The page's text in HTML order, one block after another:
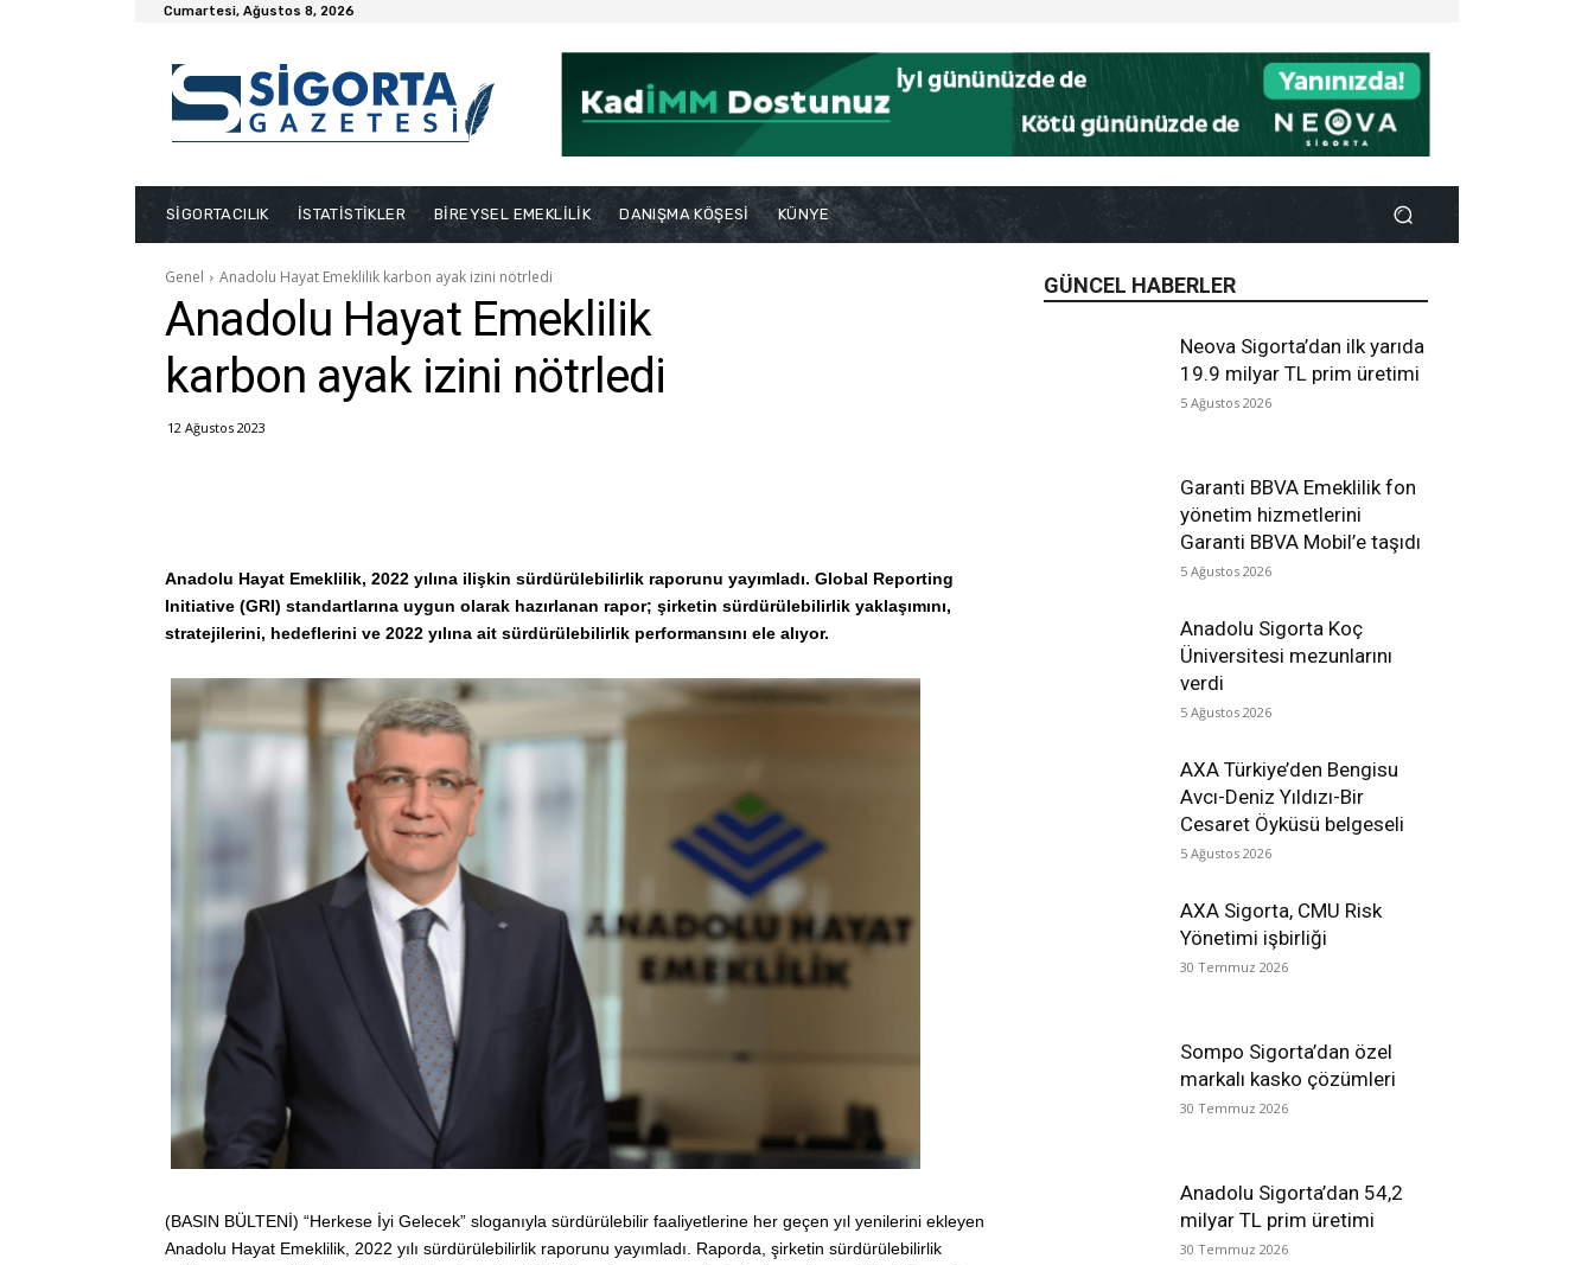
Cumartesi, Ağustos 8, 2026
SİGORTACILIK İSTATİSTİKLER BİREYSEL EMEKLİLİK DANIŞMA KÖŞESİ KÜNYE
GÜNCEL HABERLER
Neova Sigorta’dan ilk yarıda
19.9 milyar TL prim üretimi
5 Ağustos 2026
Garanti BBVA Emeklilik fon
yönetim hizmetlerini
Garanti BBVA Mobil’e taşıdı
5 Ağustos 2026
Anadolu Sigorta Koç
Üniversitesi mezunlarını
verdi
5 Ağustos 2026
AXA Türkiye’den Bengisu
Avcı-Deniz Yıldızı-Bir
Cesaret Öyküsü belgeseli
5 Ağustos 2026
AXA Sigorta, CMU Risk
Yönetimi işbirliği
30 Temmuz 2026
Sompo Sigorta’dan özel
markalı kasko çözümleri
30 Temmuz 2026
Anadolu Sigorta’dan 54,2
milyar TL prim üretimi
30 Temmuz 2026
Genel Anadolu Hayat Emeklilik karbon ayak izini nötrledi
Anadolu Hayat Emeklilik
karbon ayak izini nötrledi
12 Ağustos 2023
Anadolu Hayat Emeklilik, 2022 yılına ilişkin sürdürülebilirlik raporunu yayımladı. Global Reporting
Initiative (GRI) standartlarına uygun olarak hazırlanan rapor; şirketin sürdürülebilirlik yaklaşımını,
stratejilerini, hedeflerini ve 2022 yılına ait sürdürülebilirlik performansını ele alıyor.
(BASIN BÜLTENİ) “Herkese İyi Gelecek” sloganıyla sürdürülebilir faaliyetlerine her geçen yıl yenilerini ekleyen
Anadolu Hayat Emeklilik, 2022 yılı sürdürülebilirlik raporunu yayımladı. Raporda, şirketin sürdürülebilirlik